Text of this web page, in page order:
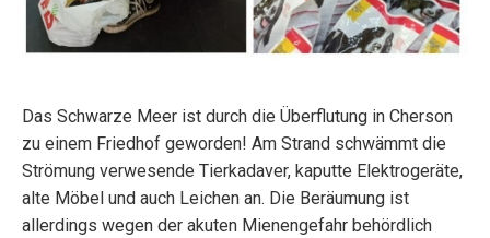
Das Schwarze Meer ist durch die Überflutung in Cherson
zu einem Friedhof geworden! Am Strand schwämmt die
Strömung verwesende Tierkadaver, kaputte Elektrogeräte,
alte Möbel und auch Leichen an. Die Beräumung ist
allerdings wegen der akuten Mienengefahr behördlich